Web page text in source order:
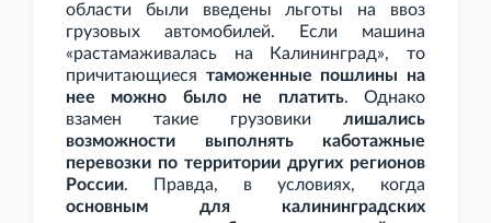
области были введены льготы на ввоз
грузовых автомобилей. Если машина
«растамаживалась на Калининград», то
причитающиеся таможенные пошлины на
нее можно было не платить. Однако
взамен такие грузовики лишались
возможности выполнять каботажные
перевозки по территории других регионов
России. Правда, в условиях, когда
основным для калининградских